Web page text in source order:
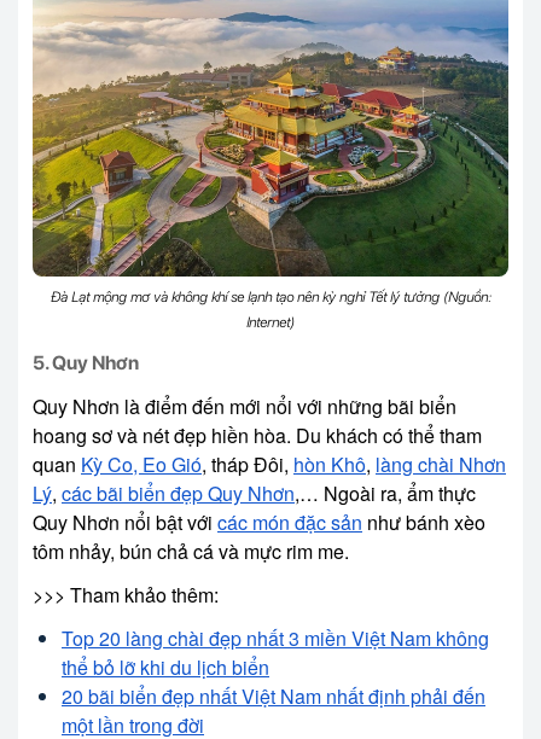
Đà Lạt mộng mơ và không khí se lạnh tạo nên kỳ nghỉ Tết lý tưởng (Nguồn:
Internet)
5. Quy Nhơn
Quy Nhơn là điểm đến mới nổi với những bãi biển
hoang sơ và nét đẹp hiền hòa. Du khách có thể tham
quan Kỳ Co, Eo Gió, tháp Đôi, hòn Khô, làng chài Nhơn
Lý, các bãi biển đẹp Quy Nhơn,… Ngoài ra, ẩm thực
Quy Nhơn nổi bật với các món đặc sản như bánh xèo
tôm nhảy, bún chả cá và mực rim me.
>>> Tham khảo thêm:
Top 20 làng chài đẹp nhất 3 miền Việt Nam không
thể bỏ lỡ khi du lịch biển
20 bãi biển đẹp nhất Việt Nam nhất định phải đến
một lần trong đời